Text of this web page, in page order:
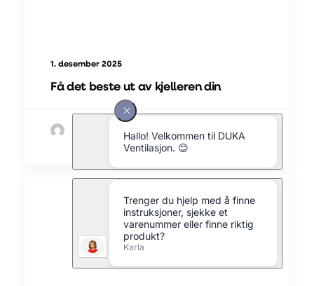
1. desember 2025
Få det beste ut av kjelleren din
av Morten Simoni
FORBEDRING AV INNEKLIMAET
VÅRE PRODUKTER